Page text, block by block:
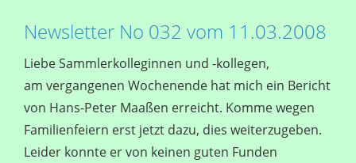
Newsletter No 032 vom 11.03.2008
Liebe Sammlerkolleginnen und -kollegen,
am vergangenen Wochenende hat mich ein Bericht
von Hans-Peter Maaßen erreicht. Komme wegen
Familienfeiern erst jetzt dazu, dies weiterzugeben.
Leider konnte er von keinen guten Funden